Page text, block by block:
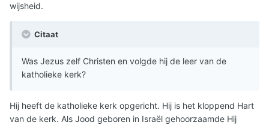
wijsheid.
Citaat
Was Jezus zelf Christen en volgde hij de leer van de
katholieke kerk?
Hij heeft de katholieke kerk opgericht. Hij is het kloppend Hart
van de kerk. Als Jood geboren in Israël gehoorzaamde Hij